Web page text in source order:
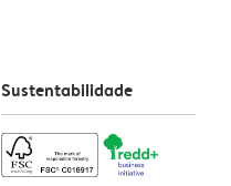
Sustentabilidade